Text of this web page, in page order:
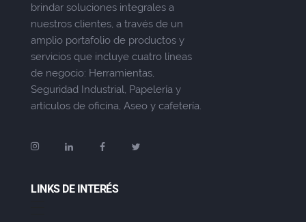
brindar soluciones integrales a
nuestros clientes, a través de un
amplio portafolio de productos y
servicios que incluye cuatro líneas
de negocio: Herramientas,
Seguridad Industrial, Papelería y
artículos de oficina, Aseo y cafetería.
LINKS DE INTERÉS